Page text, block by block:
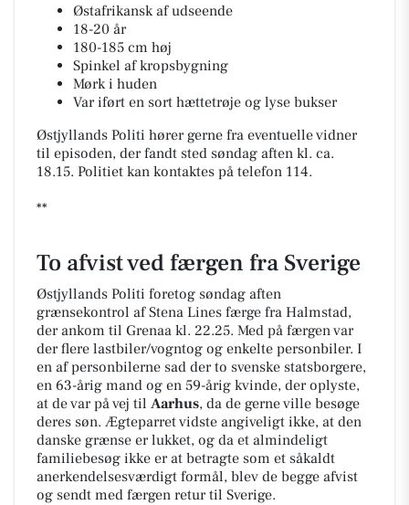
Østafrikansk af udseende
18-20 år
180-185 cm høj
Spinkel af kropsbygning
Mørk i huden
Var iført en sort hættetrøje og lyse bukser
Østjyllands Politi hører gerne fra eventuelle vidner
til episoden, der fandt sted søndag aften kl. ca.
18.15. Politiet kan kontaktes på telefon 114.
**
To afvist ved færgen fra Sverige
Østjyllands Politi foretog søndag aften
grænsekontrol af Stena Lines færge fra Halmstad,
der ankom til Grenaa kl. 22.25. Med på færgen var
der flere lastbiler/vogntog og enkelte personbiler. I
en af personbilerne sad der to svenske statsborgere,
en 63-årig mand og en 59-årig kvinde, der oplyste,
at de var på vej til Aarhus, da de gerne ville besøge
deres søn. Ægteparret vidste angiveligt ikke, at den
danske grænse er lukket, og da et almindeligt
familiebesøg ikke er at betragte som et såkaldt
anerkendelsesværdigt formål, blev de begge afvist
og sendt med færgen retur til Sverige.